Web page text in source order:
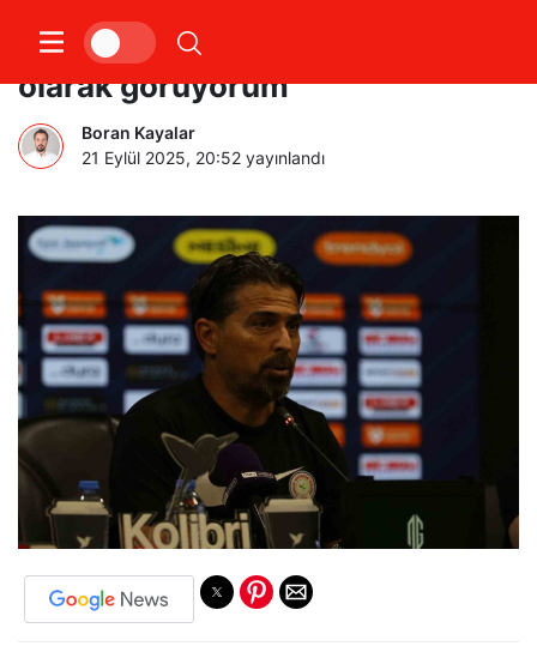
İlhan Palut: “1 puanı kazanç
olarak görüyorum”
Boran Kayalar
21 Eylül 2025, 20:52 yayınlandı